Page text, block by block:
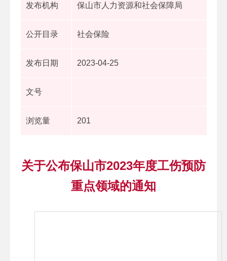
发布机构 保山市人力资源和社会保障局
公开目录 社会保险
发布日期 2023-04-25
文号
浏览量 201
关于公布保山市2023年度工伤预防
重点领域的通知